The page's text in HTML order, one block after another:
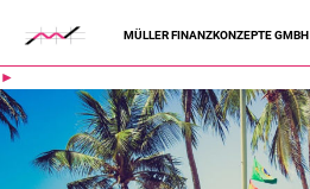
MÜLLER FINANZKONZEPTE GMBH